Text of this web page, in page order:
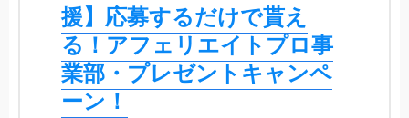
援】応募するだけで貰え
る！アフェリエイトプロ事
業部・プレゼントキャンペ
ーン！